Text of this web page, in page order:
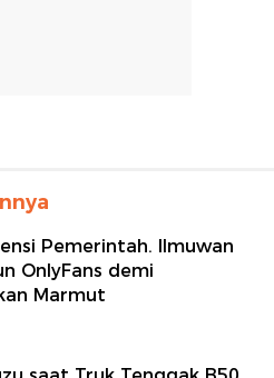
Pemerintah. Ilmuwan
OnlyFans demi
Marmut